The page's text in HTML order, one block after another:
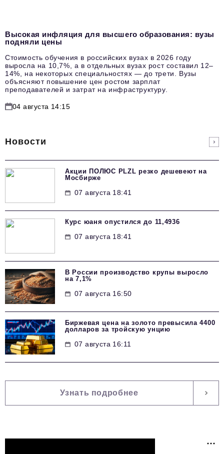
Высокая инфляция для высшего образования: вузы
подняли цены
Стоимость обучения в российских вузах в 2026 году
выросла на 10,7%, а в отдельных вузах рост составил 12–
14%, на некоторых специальностях — до трети. Вузы
объясняют повышение цен ростом зарплат
преподавателей и затрат на инфраструктуру.
04 августа 14:15
Новости
Акции ПОЛЮС PLZL резко дешевеют на
Мосбирже
07 августа 18:41
Курс юаня опустился до 11,4936
07 августа 18:41
В России производство крупы выросло
на 7,1%
07 августа 16:50
Биржевая цена на золото превысила 4400
долларов за тройскую унцию
07 августа 16:11
Узнать подробнее